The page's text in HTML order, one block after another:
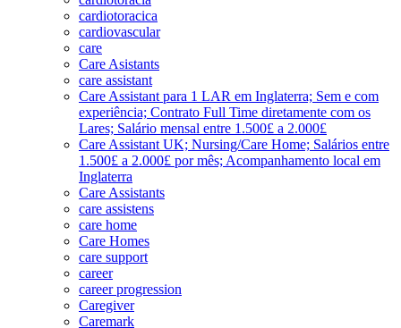
cardiotoracica
cardiovascular
care
Care Asistants
care assistant
Care Assistant para 1 LAR em Inglaterra; Sem e com
experiência; Contrato Full Time diretamente com os
Lares; Salário mensal entre 1.500£ a 2.000£
Care Assistant UK; Nursing/Care Home; Salários entre
1.500£ a 2.000£ por mês; Acompanhamento local em
Inglaterra
Care Assistants
care assistens
care home
Care Homes
care support
career
career progression
Caregiver
Caremark